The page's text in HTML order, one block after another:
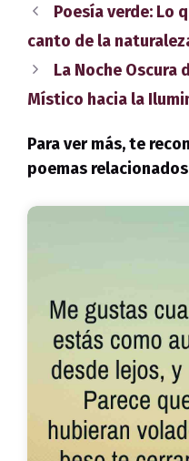
Poesía verde: Lo
canto de la
La Noche Oscura
Místico hacia la
Para ver más, te
poemas